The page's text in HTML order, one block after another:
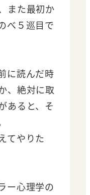
また最初か
べ５巡目で
に読んだ時
、絶対に取
あると、そ
てやりた
ー心理学の